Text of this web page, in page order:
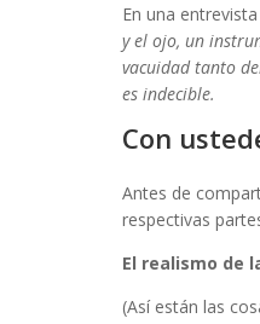
En una
y el ojo, un
vacuidad tanto
es indecible.
Con
Antes de
respectivas
El realismo de
(Así están las